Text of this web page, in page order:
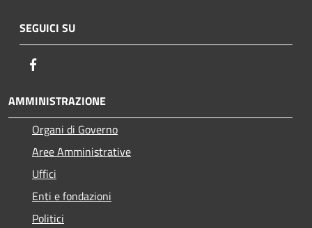
SEGUICI SU
AMMINISTRAZIONE
Organi di Governo
Aree Amministrative
Uffici
Enti e fondazioni
Politici